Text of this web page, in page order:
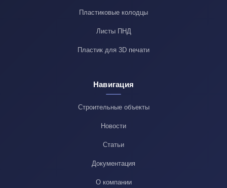
Пластиковые колодцы
Листы ПНД
Пластик для 3D печати
Навигация
Строительные объекты
Новости
Статьи
Документация
О компании